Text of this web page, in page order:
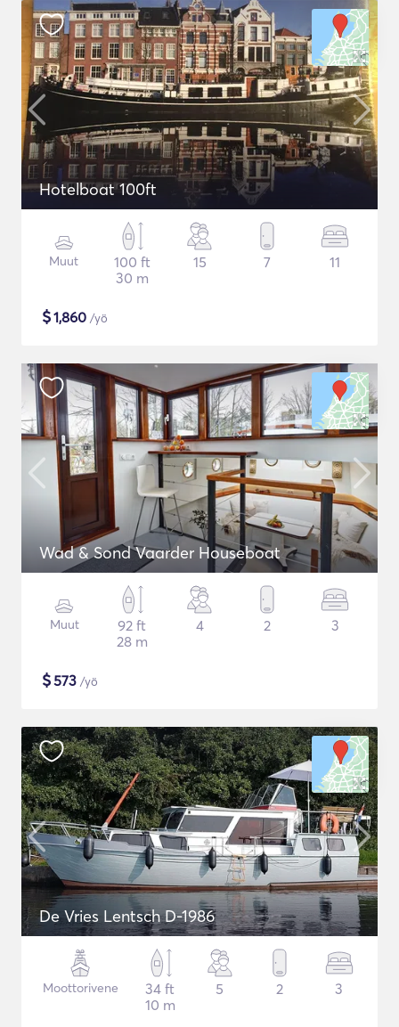
Hotelboat 100ft
Muut
100 ft
30 m
15 7 11
$1,860 /yö
Wad & Sond Vaarder Houseboat
Muut
92 ft
28 m
4 2 3
$573 /yö
De Vries Lentsch D-1986
Moottorivene
34 ft
10 m
5 2 3